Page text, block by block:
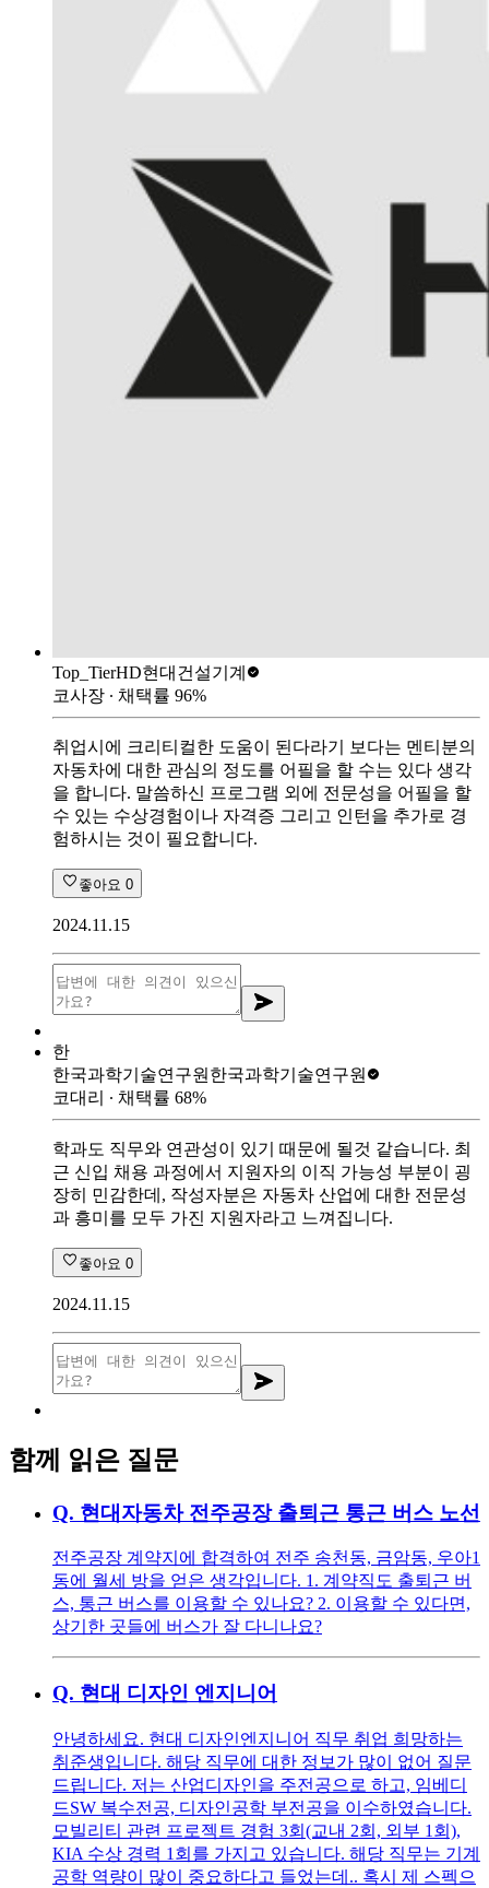
Top_TierHD현대건설기계
코사장 ∙ 채택률 96%
취업시에 크리티컬한 도움이 된다라기 보다는 멘티분의
자동차에 대한 관심의 정도를 어필을 할 수는 있다 생각
을 합니다. 말씀하신 프로그램 외에 전문성을 어필을 할
수 있는 수상경험이나 자격증 그리고 인턴을 추가로 경
험하시는 것이 필요합니다.
좋아요 0
2024.11.15
한
한국과학기술연구원 한국과학기술연구원
코대리 ∙ 채택률 68%
학과도 직무와 연관성이 있기 때문에 될것 같습니다. 최
근 신입 채용 과정에서 지원자의 이직 가능성 부분이 굉
장히 민감한데, 작성자분은 자동차 산업에 대한 전문성
과 흥미를 모두 가진 지원자라고 느껴집니다.
좋아요 0
2024.11.15
함께 읽은 질문
Q. 현대자동차 전주공장 출퇴근 통근 버스 노선
전주공장 계약지에 합격하여 전주 송천동, 금암동, 우아1
동에 월세 방을 얻은 생각입니다. 1. 계약직도 출퇴근 버
스, 통근 버스를 이용할 수 있나요? 2. 이용할 수 있다면,
상기한 곳들에 버스가 잘 다니나요?
Q. 현대 디자인 엔지니어
안녕하세요. 현대 디자인엔지니어 직무 취업 희망하는
취준생입니다. 해당 직무에 대한 정보가 많이 없어 질문
드립니다. 저는 산업디자인을 주전공으로 하고, 임베디
드SW 복수전공, 디자인공학 부전공을 이수하였습니다.
모빌리티 관련 프로젝트 경험 3회(교내 2회, 외부 1회),
KIA 수상 경력 1회를 가지고 있습니다. 해당 직무는 기계
공학 역량이 많이 중요하다고 들었는데.. 혹시 제 스펙으